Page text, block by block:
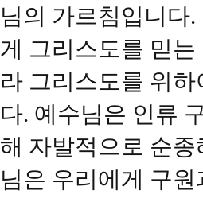
님의 가르침입니다
게 그리스도를 믿
라 그리스도를 위
다. 예수님은 인류
해 자발적으로 순
님은 우리에게 구